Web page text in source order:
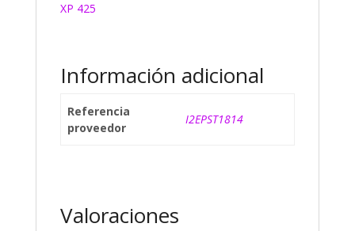
XP 425
Información adicional
Referencia
proveedor
I2EPST1814
Valoraciones